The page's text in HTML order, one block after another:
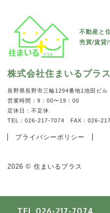
TEL.026-217-7074
サープラスなおえ 202
所在地 :
長野県千曲市大
間取り :
1K
窓から見える田園風景と雄大な
充実した設備が落ち着いた生活
VIEW MORE
丸山様戸建賃貸住宅A棟
所在地 :
長野県長野市
賃料 :
100,000円
人気エリアの戸建て賃貸☆...
VIEW MORE
不動産と
売買/賃貸
株式会社住まいるプラス
長野県長野市三輪1294番地1池田ビル
営業時間：9：00〜19：00
定休日：不定休
TEL：026-217-7074 FAX：026-
プライバシーポリシー
2026 © 住まいるプラス